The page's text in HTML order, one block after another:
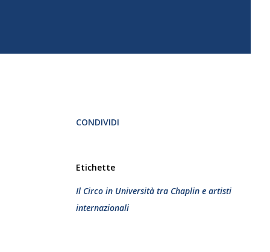
CONDIVIDI
Etichette
Il Circo in Università tra Chaplin e artisti
internazionali